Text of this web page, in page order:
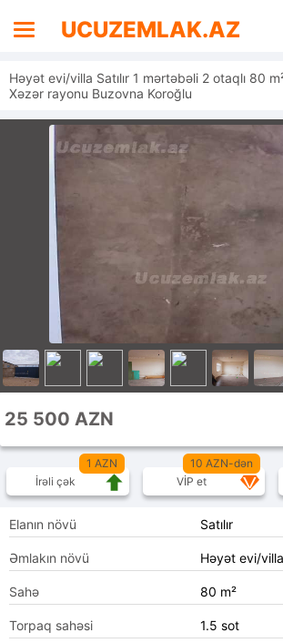
UCUZEMLAK.AZ
Həyət evi/villa Satılır 1 mərtəbəli 2 otaqlı 80
Xəzər rayonu Buzovna Koroğlu
25 500 AZN
1 AZN
İrəli çək
10 AZN-dən
VİP et
Elanın növü Satılır
Əmlakın növü Həyət evi/villa
Sahə 80 m²
Torpaq sahəsi 1.5 sot